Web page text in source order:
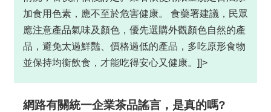
加食用色素，應不至於危害健康。 食藥署建議，民眾
應注意產品氣味及顏色，優先選購外觀顏色自然的產
品，避免太過鮮豔、價格過低的產品，多吃原形食物
並保持均衡飲食，才能吃得安心又健康。]]>
網路有關統一企業茶品謠言，是真的嗎?